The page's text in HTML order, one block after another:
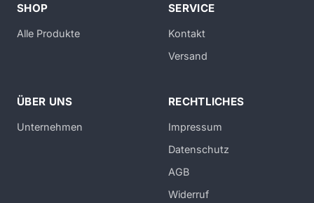
SHOP
Alle Produkte
SERVICE
Kontakt
Versand
ÜBER UNS
Unternehmen
RECHTLICHES
Impressum
Datenschutz
AGB
Widerruf